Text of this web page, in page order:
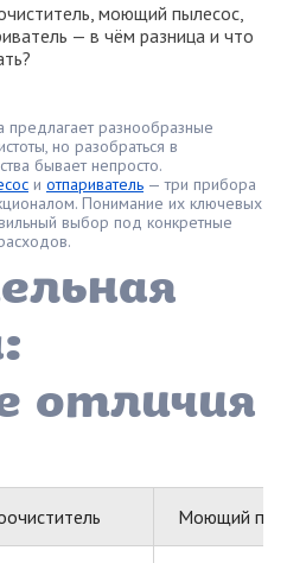
моющий пылесос,
— в чём разница и что
предлагает разнообразные
но разобраться в
бывает непросто.
и отпариватель — три прибора
Понимание их ключевых
выбор под конкретные
отличия
Моющий